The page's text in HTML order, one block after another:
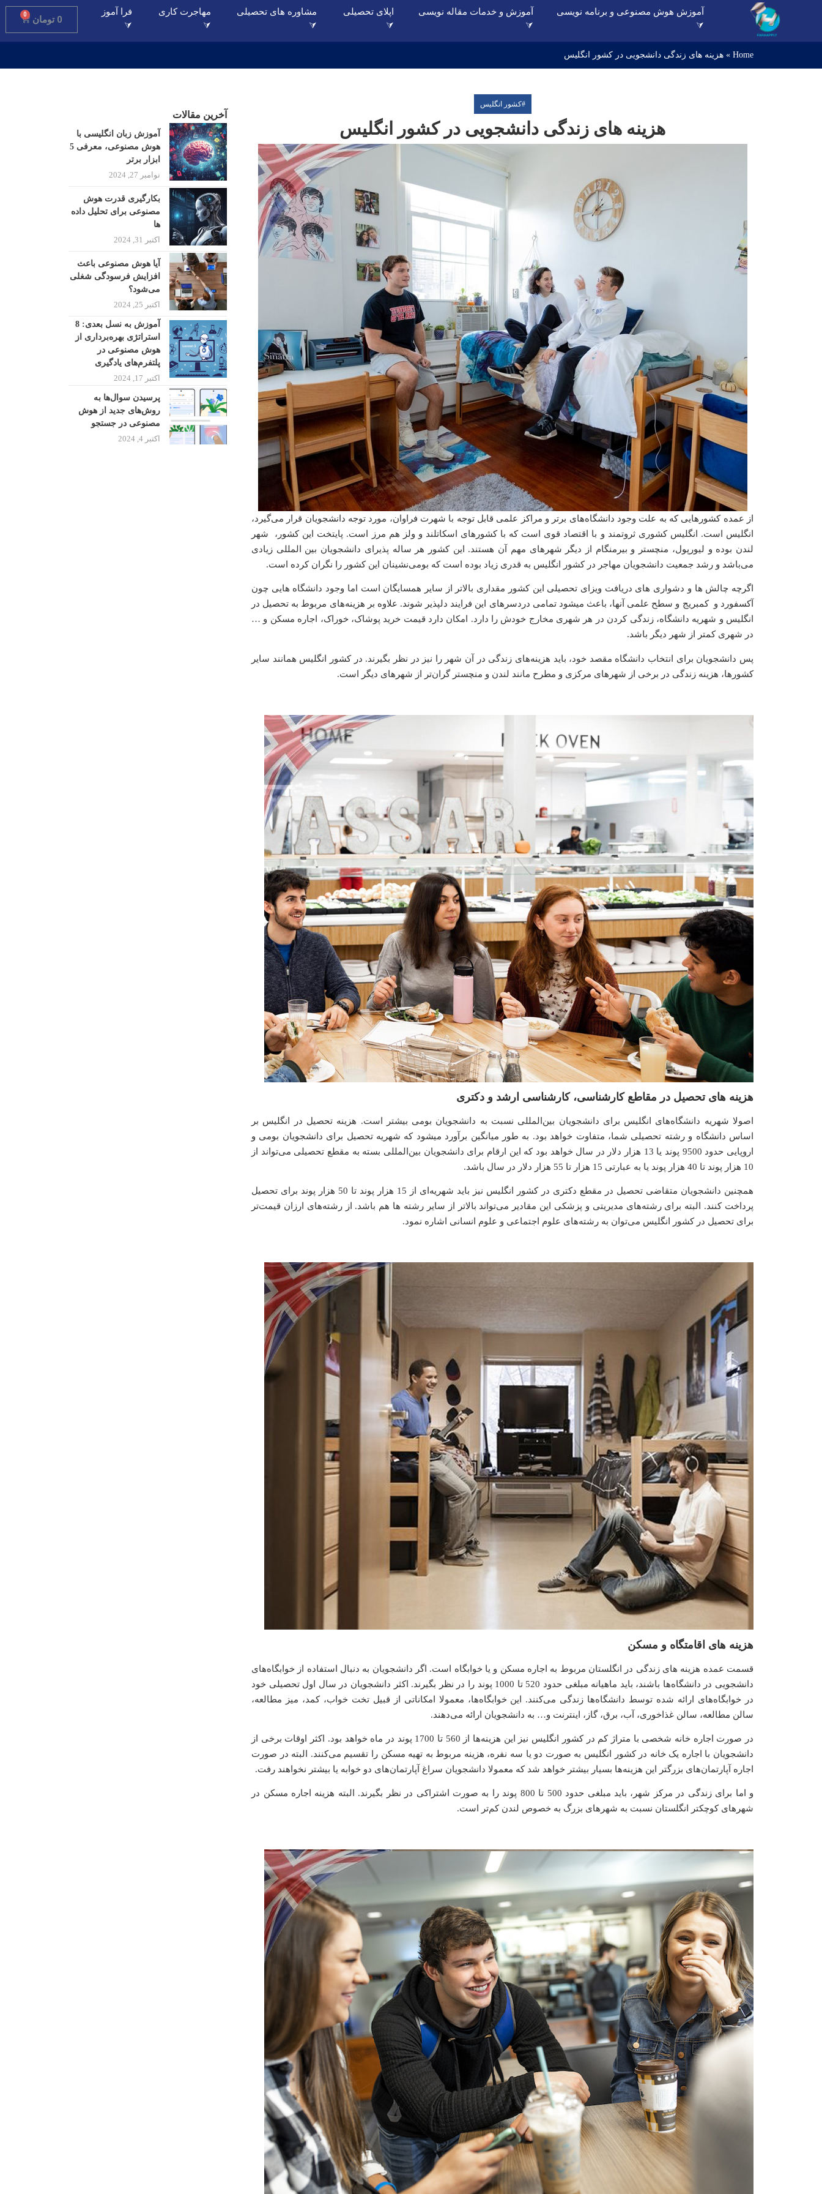
آموزش هوش مصنوعی و برنامه نویسی
⮛
آموزش و خدمات مقاله نویسی
⮛
اپلای تحصیلی
⮛
مشاوره های تحصیلی
⮛
مهاجرت کاری
⮛
فرا آموز
⮛
0 تومان 0
Home
» هزینه های زندگی دانشجویی در کشور انگلیس
#کشور انگلیس
هزینه های زندگی دانشجویی در کشور انگلیس
از عمده کشورهایی که به علت وجود دانشگاه‌های برتر و مراکز علمی قابل توجه با شهرت فراوان، مورد توجه دانشجویان قرار می‌گیرد،
انگلیس است. انگلیس کشوری ثروتمند و با اقتصاد قوی است که با کشورهای اسکاتلند و ولز هم مرز است. پایتخت این کشور، شهر
لندن بوده و لیورپول، منچستر و بیرمنگام از دیگر شهرهای مهم آن هستند. این کشور هر ساله پذیرای دانشجویان بین المللی زیادی
می‌باشد و رشد جمعیت دانشجویان مهاجر در کشور انگلیس به قدری زیاد بوده است که بومی‌نشینان این کشور را نگران کرده است.
اگرچه چالش ها و دشواری های دریافت ویزای تحصیلی این کشور مقداری بالاتر از سایر همسایگان است اما وجود دانشگاه هایی چون
آکسفورد و کمبریج و سطح علمی آنها، باعث میشود تمامی دردسرهای این فرایند دلپذیر شوند. علاوه بر هزینه‌های مربوط به تحصیل در
انگلیس و شهریه دانشگاه‌، زندگی کردن در هر شهری مخارج خودش را دارد. امکان دارد قیمت خرید پوشاک، خوراک، اجاره مسکن و …
در شهری کمتر از شهر دیگر باشد.
پس دانشجویان برای انتخاب دانشگاه مقصد خود، باید هزینه‌های زندگی در آن شهر را نیز در نظر بگیرند. در کشور انگلیس همانند سایر
کشورها، هزینه زندگی در برخی از شهرهای مرکزی و مطرح مانند لندن و منچستر گران‌تر از شهرهای دیگر است.
هزینه های تحصیل در مقاطع کارشناسی، کارشناسی ارشد و دکتری
اصولا شهریه دانشگاه‌های انگلیس برای دانشجویان بین‌المللی نسبت به دانشجویان بومی بیشتر است. هزینه تحصیل در انگلیس بر
اساس دانشگاه و رشته تحصیلی شما، متفاوت خواهد بود. به طور میانگین برآورد میشود که شهریه تحصیل برای دانشجویان بومی و
اروپایی حدود 9500 پوند یا 13 هزار دلار در سال خواهد بود که این ارقام برای دانشجویان بین‌المللی بسته به مقطع تحصیلی می‌تواند از
10 هزار پوند تا 40 هزار پوند یا به عبارتی 15 هزار تا 55 هزار دلار در سال باشد.
همچنین دانشجویان متقاضی تحصیل در مقطع دکتری در کشور انگلیس نیز باید شهریه‌ای از 15 هزار پوند تا 50 هزار پوند برای تحصیل
پرداخت کنند. البته برای رشته‌های مدیریتی و پزشکی این مقادیر می‌تواند بالاتر از سایر رشته ها هم باشد. از رشته‌های ارزان قیمت‌تر
برای تحصیل در کشور انگلیس می‌توان به رشته‌های علوم اجتماعی و علوم انسانی اشاره نمود.
هزینه های اقامتگاه و مسکن
قسمت عمده هزینه های زندگی در انگلستان مربوط به اجاره مسکن و یا خوابگاه است. اگر دانشجویان به دنبال استفاده از خوابگاه‌های
دانشجویی در دانشگاه‌ها باشند، باید ماهیانه مبلغی حدود 520 تا 1000 پوند را در نظر بگیرند. اکثر دانشجویان در سال اول تحصیلی خود
در خوابگاه‌های ارائه شده توسط دانشگاه‌ها زندگی می‌کنند. این خوابگاه‌ها، معمولا امکاناتی از قبیل تخت خواب، کمد، میز مطالعه،
سالن مطالعه، سالن غذاخوری، آب، برق، گاز، اینترنت و… به دانشجویان ارائه می‌دهند.
در صورت اجاره خانه شخصی با متراژ کم در کشور انگلیس نیز این هزینه‌ها از 560 تا 1700 پوند در ماه خواهد بود. اکثر اوقات برخی از
دانشجویان با اجاره یک خانه در کشور انگلیس به صورت دو یا سه نفره، هزینه مربوط به تهیه مسکن را تقسیم می‌کنند. البته در صورت
اجاره آپارتمان‌های بزرگتر این هزینه‌ها بسیار بیشتر خواهد شد که معمولا دانشجویان سراغ آپارتمان‌های دو خوابه یا بیشتر نخواهند رفت.
و اما برای زندگی در مرکز شهر، باید مبلغی حدود 500 تا 800 پوند را به صورت اشتراکی در نظر بگیرند. البته هزینه اجاره مسکن در
شهر‌های کوچکتر انگلستان نسبت به شهرهای بزرگ به خصوص لندن کم‌تر است.
آخرین مقالات
آموزش زبان انگلیسی با
هوش مصنوعی، معرفی 5
ابزار برتر
نوامبر 27, 2024
بکارگیری قدرت هوش
مصنوعی برای تحلیل داده
ها
اکتبر 31, 2024
آیا هوش مصنوعی باعث
افزایش فرسودگی شغلی
می‌شود؟
اکتبر 25, 2024
آموزش به نسل بعدی: 8
استراتژی بهره‌برداری از
هوش مصنوعی در
پلتفرم‌های یادگیری
اکتبر 17, 2024
پرسیدن سوال‌ها به
روش‌های جدید از هوش
مصنوعی در جستجو
اکتبر 4, 2024